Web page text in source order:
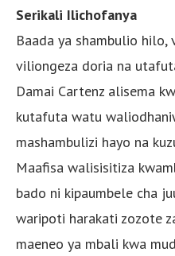
Serikali Ilichofanya
Baada ya shambulio hilo,
viliongeza doria na
Damai Cartenz alisema
kutafuta watu
mashambulizi hayo na
Maafisa walisisitiza
bado ni kipaumbele cha
waripoti harakati zozote
maeneo ya mbali kwa